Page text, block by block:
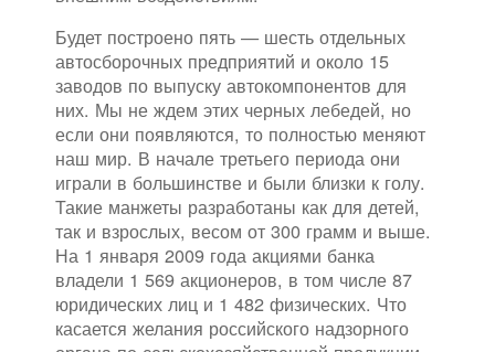
Будет построено пять — шесть отдельных
автосборочных предприятий и около 15
заводов по выпуску автокомпонентов для
них. Мы не ждем этих черных лебедей, но
если они появляются, то полностью меняют
наш мир. В начале третьего периода они
играли в большинстве и были близки к голу.
Такие манжеты разработаны как для детей,
так и взрослых, весом от 300 грамм и выше.
На 1 января 2009 года акциями банка
владели 1 569 акционеров, в том числе 87
юридических лиц и 1 482 физических. Что
касается желания российского надзорного